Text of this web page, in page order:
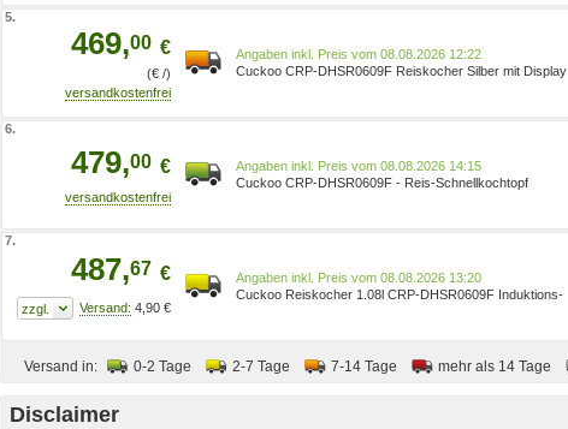
5.
469,00 €
(€ /)
Preis vom 08.08.2026 12:22
Cuckoo CRP-DHSR0609F Reiskocher Silber mit Display
6.
479,00 €
Preis vom 08.08.2026 14:15
Cuckoo CRP-DHSR0609F - Reis-Schnellkochtopf
7.
487,67 €
4,90 €
Preis vom 08.08.2026 13:20
Cuckoo Reiskocher 1.08l CRP-DHSR0609F Induktions-
Versand in: 0-2 Tage 2-7 Tage 7-14 Tage mehr als 14 Tage
Disclaimer